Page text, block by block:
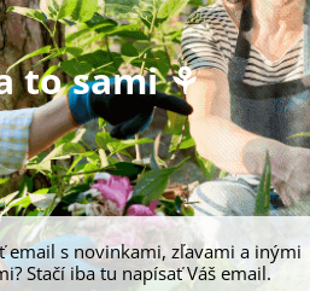
to sami ⚘
email s novinkami, zľavami a inými
Stačí iba tu napísať Váš email.